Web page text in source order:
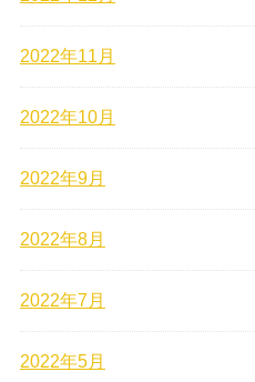
2022年11月
2022年10月
2022年9月
2022年8月
2022年7月
2022年5月